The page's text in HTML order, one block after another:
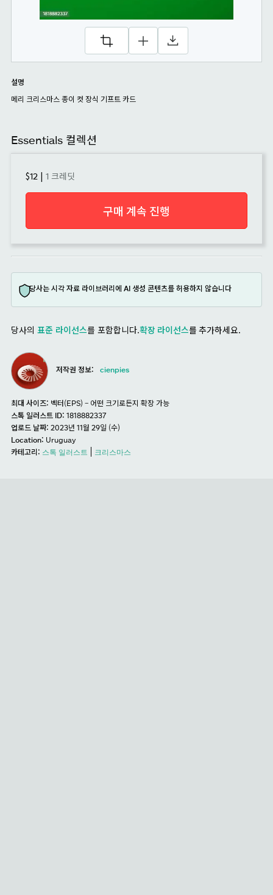
설명
메리 크리스마스 종이 컷 장식 기프트 카드
Essentials 컬렉션
$12 | 1 크레딧
구매 계속 진행
당사는 시각 자료 라이브러리에 AI 생성 콘텐츠를 허용하지 않습니다
당사의 표준 라이선스를 포함합니다.확장 라이선스를 추가하세요.
저작권 정보: cienpies
최대 사이즈: 벡터(EPS) – 어떤 크기로든지 확장 가능
스톡 일러스트 ID: 1818882337
업로드 날짜: 2023년 11월 29일 (수)
Location: Uruguay
카테고리: 스톡 일러스트 크리스마스